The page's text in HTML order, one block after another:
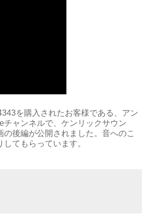
を購入されたお客様である、アン
チャンネルで、ケンリックサウン
の後編が公開されました。音へのこ
てもらっています。